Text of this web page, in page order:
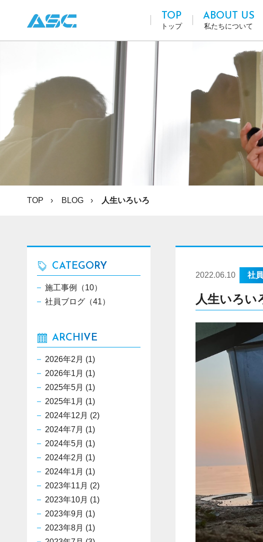
TOP
トップ
ABOUT US
私たちについて
TOP BLOG 人生いろいろ
2022.06.10 社
人生いろい
CATEGORY
施工事例（10）
社員ブログ（41）
ARCHIVE
2026年2月 (1)
2026年1月 (1)
2025年5月 (1)
2025年1月 (1)
2024年12月 (2)
2024年7月 (1)
2024年5月 (1)
2024年2月 (1)
2024年1月 (1)
2023年11月 (2)
2023年10月 (1)
2023年9月 (1)
2023年8月 (1)